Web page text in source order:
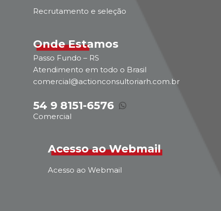
Recrutamento e seleção
Onde Estamos
Passo Fundo – RS
Atendimento em todo o Brasil
comercial@actionconsultoriarh.com.br
54 9 8151-6576
Comercial
Acesso ao Webmail
Acesso ao Webmail